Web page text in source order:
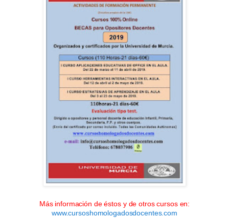
Más información de éstos y de otros cursos en:
www.cursoshomologadosdocentes.com